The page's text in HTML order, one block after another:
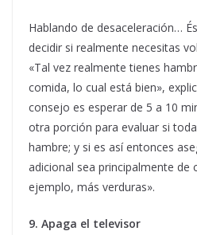
Hablando de desaceleración…
decidir si realmente necesitas
«Tal vez realmente tienes
comida, lo cual está bien»,
consejo es esperar de 5 a 10
otra porción para evaluar si
hambre; y si es así entonces
adicional sea principalmente de
ejemplo, más verduras».
9. Apaga el televisor